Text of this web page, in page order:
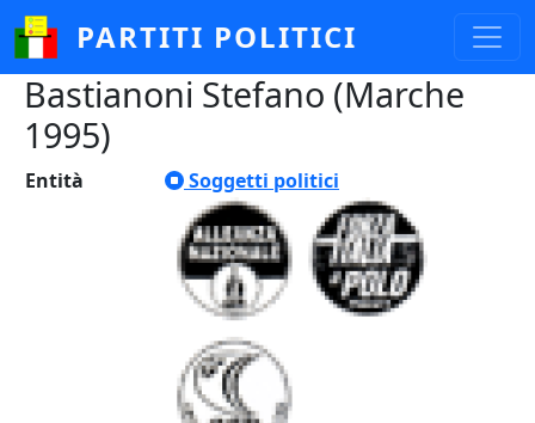
Salta al contenuto principale
PARTITI POLITICI
Bastianoni Stefano (Marche
1995)
Entità Soggetti politici